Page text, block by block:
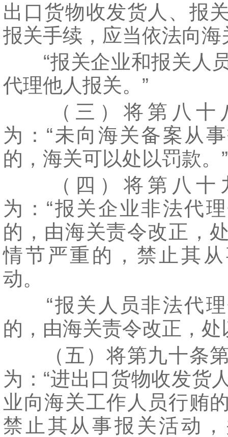
出口货物收发货人、报
报关手续，应当依法向海
“报关企业和报关人
代理他人报关。”
（三）将第八十
为：“未向海关备案从
的，海关可以处以罚款。”
（四）将第八十
为：“报关企业非法代
的，由海关责令改正，
情节严重的，禁止其
动。
“报关人员非法代理
的，由海关责令改正，处
（五）将第九十条第
为：“进出口货物收发货
业向海关工作人员行贿
禁止其从事报关活动